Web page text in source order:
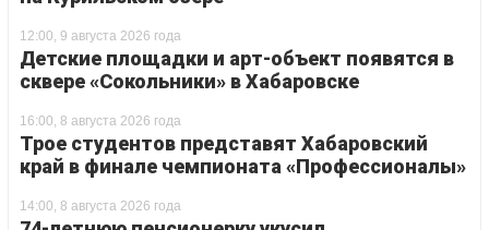
12:00, 9 августа 2026 года
Детские площадки и арт-объект появятся в
сквере «Сокольники» в Хабаровске
16:00, 8 августа 2026 года
Трое студентов представят Хабаровский
край в финале чемпионата «Профессионалы»
14:00, 8 августа 2026 года